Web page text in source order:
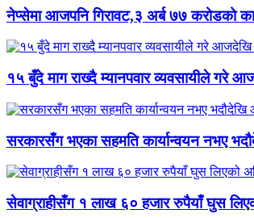
नेप्सेमा आजपनि गिरावट,३ अर्ब ७७ करोडको
१५ बुँदे माग राख्दै म्यानपवार व्यवसायीले गरे
सरकारसँग भएका सहमति कार्यान्वयन नभए
सेवाग्राहीसँग १ लाख ६० हजार रुपैयाँ घुस